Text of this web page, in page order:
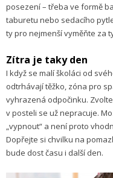
posezení – třeba ve formě
taburetu nebo sedacího
ty pro nejmenší vyměňte za
Zítra je taky den
I když se malí školáci od
odtrhávají těžko, zóna pro
vyhrazená odpočinku.
v posteli se už nepracuje.
„vypnout“ a není proto
Dopřejte si chvilku na
bude dost času i další den.